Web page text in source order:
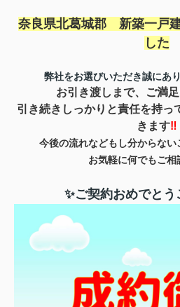
奈良県北葛城郡 新築一戸
した
弊社をお選びいただき誠にあ
お引き渡しまで、ご満
引き続きしっかりと責任を持っ
きます‼
今後の流れなどもし分からな
お気軽に何でもご相
✨ご契約おめでとう